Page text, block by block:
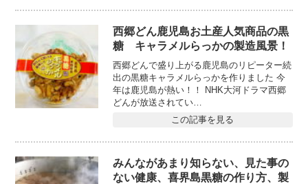
西郷どん鹿児島お土産人気商品の黒
糖 キャラメルらっかの製造風景！
西郷どんで盛り上がる鹿児島のリピーター続
出の黒糖キャラメルらっかを作りました 今
年は鹿児島が熱い！！ NHK大河ドラマ西郷
どんが放送されてい…
この記事を見る
みんながあまり知らない、見た事の
ない健康、喜界島黒糖の作り方、製